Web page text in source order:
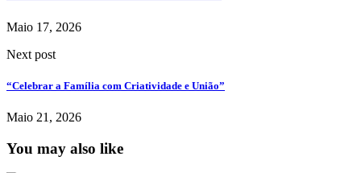
Maio 17, 2026
Next post
“Celebrar a Família com Criatividade e União”
Maio 21, 2026
You may also like